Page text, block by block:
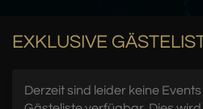
EXKLUSIVE
Derzeit sind leider keine